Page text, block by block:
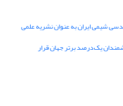
شیمی ایران به عنوان نشریه علمی
یک‌درصد برتر جهان قرار